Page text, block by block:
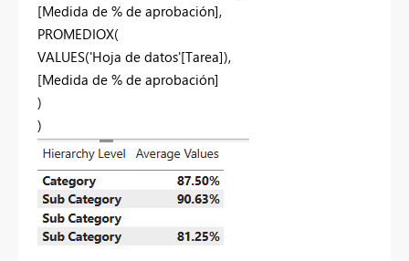
[Medida de % de aprobación],
PROMEDIOX(
VALUES('Hoja de datos'[Tarea]),
[Medida de % de aprobación]
)
)